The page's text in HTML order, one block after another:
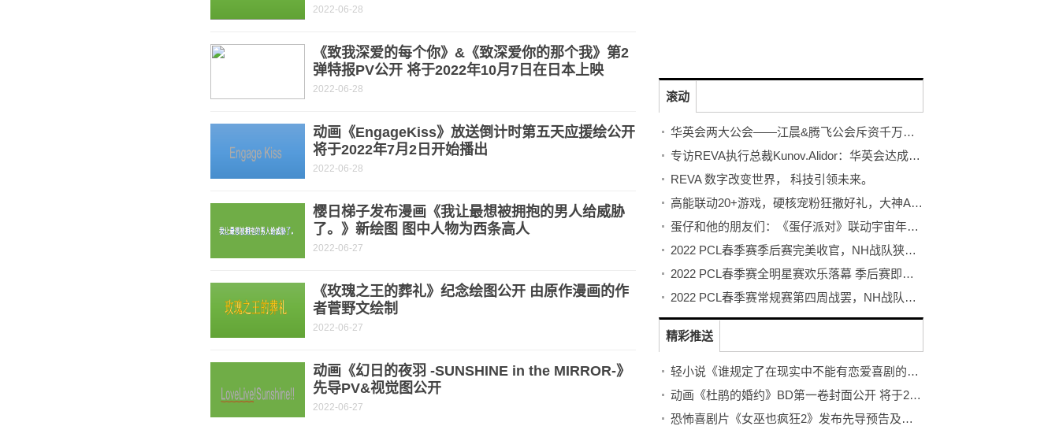
2022-06-28
《致我深爱的每个你》&《致深爱你的那个我》第2
弹特报PV公开 将于2022年10月7日在日本上映
2022-06-28
动画《EngageKiss》放送倒计时第五天应援绘公开
将于2022年7月2日开始播出
2022-06-28
樱日梯子发布漫画《我让最想被拥抱的男人给威胁
了。》新绘图 图中人物为西条高人
2022-06-27
《玫瑰之王的葬礼》纪念绘图公开 由原作漫画的作
者菅野文绘制
2022-06-27
动画《幻日的夜羽 -SUNSHINE in the MIRROR-》
先导PV&视觉图公开
2022-06-27
滚动
华英会两大公会——江晨&腾飞公会斥资千万铸造华强班，培育高净值新人
专访REVA执行总裁Kunov.Alidor：华英会达成战略合作，破局NFT质押托管拍卖市场
REVA 数字改变世界， 科技引领未来。
高能联动20+游戏，硬核宠粉狂撒好礼，大神APP 福利寻宝节激燃来袭
蛋仔和他的朋友们：《蛋仔派对》联动宇宙年度大曝光
2022 PCL春季赛季后赛完美收官，NH战队狭路相逢勇者胜！
2022 PCL春季赛全明星赛欢乐落幕 季后赛即将揭幕开战
2022 PCL春季赛常规赛第四周战罢，NH战队牛气冲天制霸榜首
精彩推送
轻小说《谁规定了在现实中不能有恋爱喜剧的》最终卷封面公开 将于7月20日正式发售
动画《杜鹃的婚约》BD第一卷封面公开 将于2022年7月27日开始发售
恐怖喜剧片《女巫也疯狂2》发布先导预告及海报 于9月30日上线